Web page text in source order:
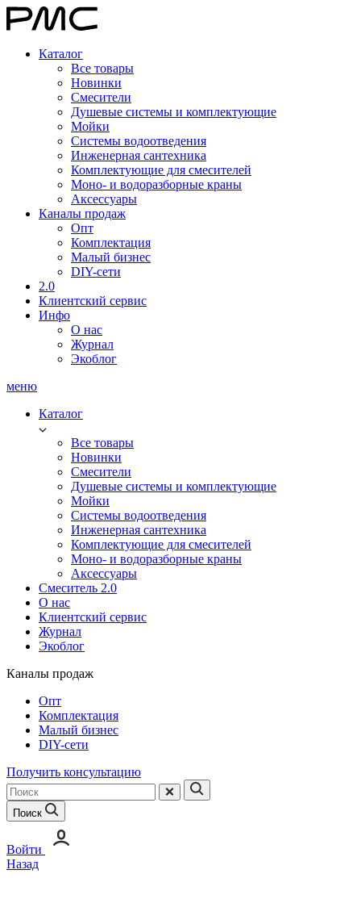
Каталог
Все товары
Новинки
Смесители
Душевые системы и комплектующие
Мойки
Системы водоотведения
Инженерная сантехника
Комплектующие для смесителей
Моно- и водоразборные краны
Аксессуары
Каналы продаж
Опт
Комплектация
Малый бизнес
DIY-сети
2.0
Клиентский сервис
Инфо
О нас
Журнал
Экоблог
меню
Каталог
Все товары
Новинки
Смесители
Душевые системы и комплектующие
Мойки
Системы водоотведения
Инженерная сантехника
Комплектующие для смесителей
Моно- и водоразборные краны
Аксессуары
Смеситель 2.0
О нас
Клиентский сервис
Журнал
Экоблог
Каналы продаж
Опт
Комплектация
Малый бизнес
DIY-сети
Получить консультацию
Поиск
Войти
Назад